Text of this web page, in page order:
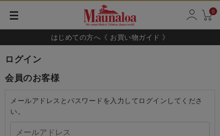
0
はじめての方へ《 お買い物ガイド 》
ログイン
会員のお客様
メールアドレスとパスワードを入力してログインしてくださ
い。